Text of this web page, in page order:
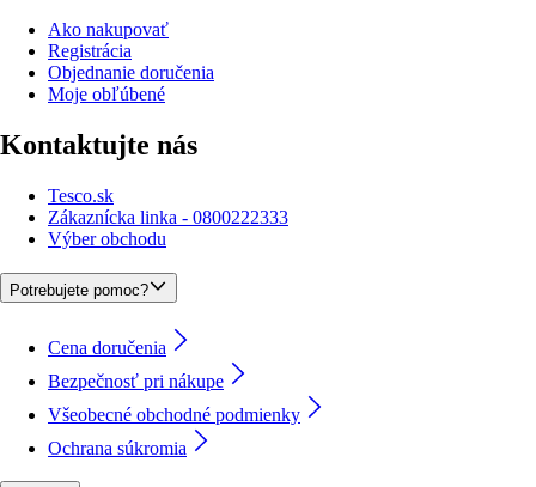
Ako nakupovať
Registrácia
Objednanie doručenia
Moje obľúbené
Kontaktujte nás
Tesco.sk
Zákaznícka linka - 0800222333
Výber obchodu
Potrebujete pomoc?
Cena doručenia
Bezpečnosť pri nákupe
Všeobecné obchodné podmienky
Ochrana súkromia